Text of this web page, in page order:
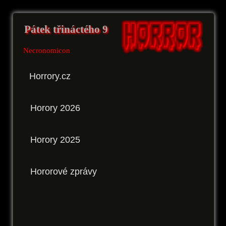
Pátek třináctého 9
Necronomicon
Horrory.cz
Horory 2026
Horory 2025
Hororové zprávy